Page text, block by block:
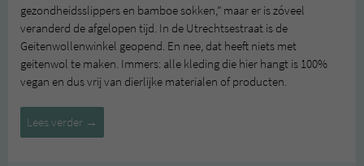
gezondheidsslippers en bamboe sokken,” maar er is zóveel
veranderd de afgelopen tijd. In de Utrechtsestraat is de
Geitenwollenwinkel geopend. En nee, dat heeft niets met
geitenwol te maken. Immers: alle kleding die hier hangt is 100%
vegan en dus vrij van dierlijke materialen of producten.
Lees verder Hotspot:
Geitenwollenwinkel
→